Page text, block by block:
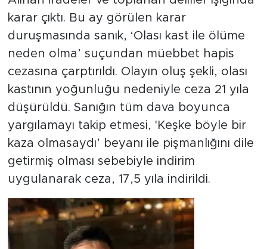
karar çıktı. Bu ay görülen karar
duruşmasında sanık, ‘Olası kast ile ölüme
neden olma’ suçundan müebbet hapis
cezasına çarptırıldı. Olayın oluş şekli, olası
kastının yoğunluğu nedeniyle ceza 21 yıla
düşürüldü. Sanığın tüm dava boyunca
yargılamayı takip etmesi, 'Keşke böyle bir
kaza olmasaydı’ beyanı ile pişmanlığını dile
getirmiş olması sebebiyle indirim
uygulanarak ceza, 17,5 yıla indirildi.